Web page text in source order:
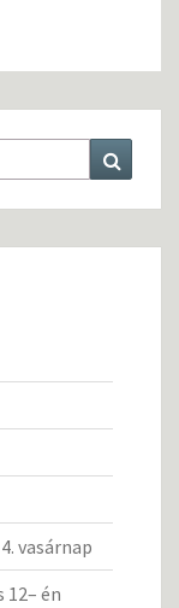
vasárnap
12– én